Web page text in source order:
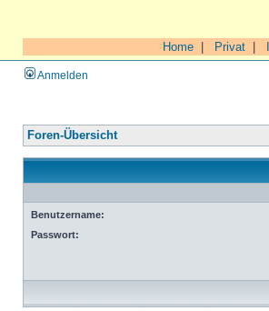
Home Privat
Anmelden
Foren-Übersicht
Benutzername:
Passwort: